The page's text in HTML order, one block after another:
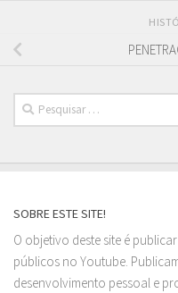
Pesquisar
por:
SOBRE ESTE SITE!
O objetivo deste site é
públicos no Youtube.
desenvolvimento pessoal e